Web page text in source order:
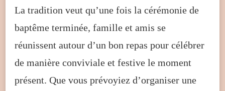
La tradition veut qu’une fois la cérémonie de
baptême terminée, famille et amis se
réunissent autour d’un bon repas pour célébrer
de manière conviviale et festive le moment
présent. Que vous prévoyiez d’organiser une